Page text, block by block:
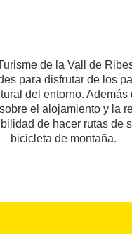
de la Vall de
para disfrutar de los
del entorno. Además
el alojamiento y la
de hacer rutas de
bicicleta de montaña.